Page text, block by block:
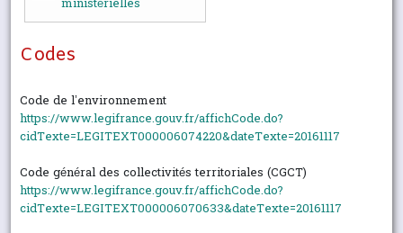
Codes
Code de l’environnement
https://www.legifrance.gouv.fr/affichCode.do?
cidTexte=LEGITEXT000006074220&dateTexte=20161117
Code général des collectivités territoriales (CGCT)
https://www.legifrance.gouv.fr/affichCode.do?
cidTexte=LEGITEXT000006070633&dateTexte=20161117